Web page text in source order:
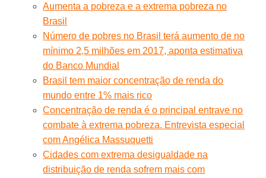
Aumenta a pobreza e a extrema pobreza no
Brasil
Número de pobres no Brasil terá aumento de no
mínimo 2,5 milhões em 2017, aponta estimativa
do Banco Mundial
Brasil tem maior concentração de renda do
mundo entre 1% mais rico
Concentração de renda é o principal entrave no
combate à extrema pobreza. Entrevista especial
com Angélica Massuquetti
Cidades com extrema desigualdade na
distribuição de renda sofrem mais com